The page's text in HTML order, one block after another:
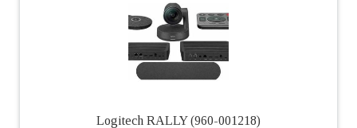
Logitech RALLY (960-001218)